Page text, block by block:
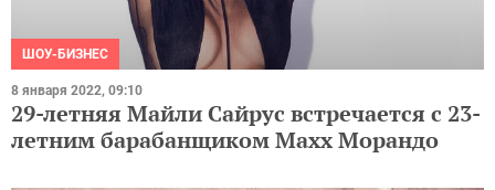
ШОУ-БИЗНЕС
8 января 2022, 09:10
29-летняя Майли Сайрус встречается с 23-
летним барабанщиком Maxx Морандо